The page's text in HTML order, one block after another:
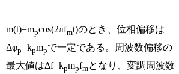
m(t)=mpcos(2πfmt)のとき、位相偏移は
Δφp=kpmpで一定である。周波数偏移の
最大値はΔf=kpmpfmとなり、変調周波数